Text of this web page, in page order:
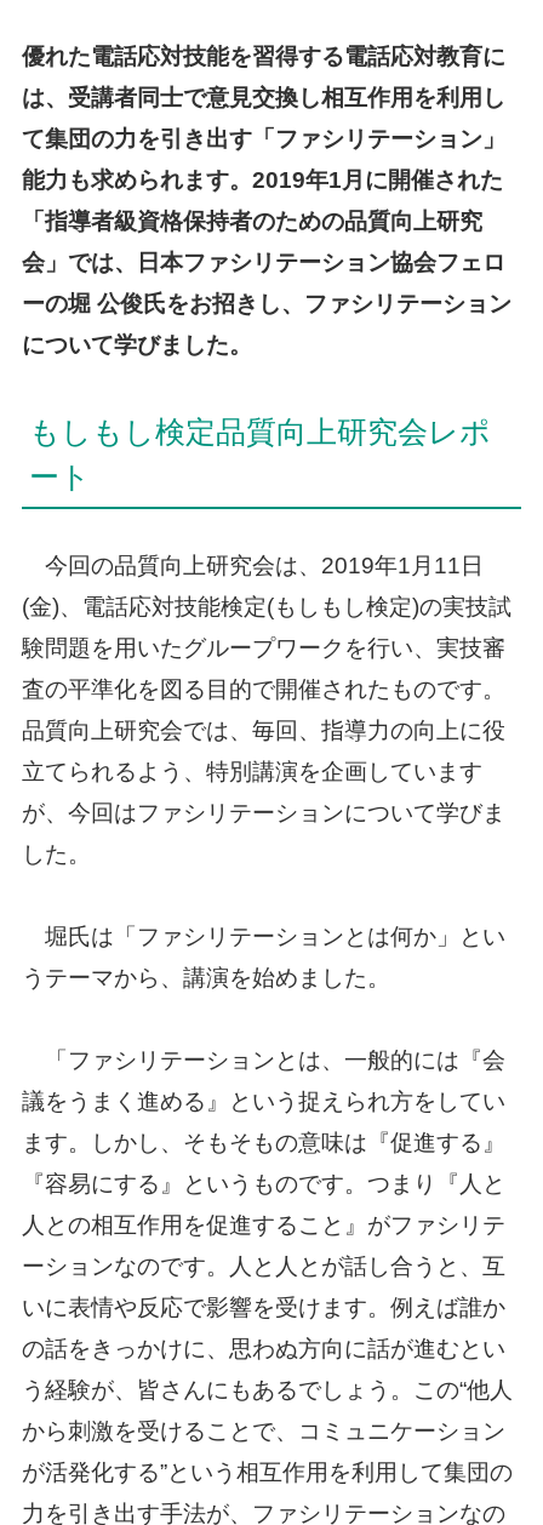
優れた電話応対技能を習得する電話応対教育に
は、受講者同士で意見交換し相互作用を利用し
て集団の力を引き出す「ファシリテーション」
能力も求められます。2019年1月に開催された
「指導者級資格保持者のための品質向上研究
会」では、日本ファシリテーション協会フェロ
ーの堀 公俊氏をお招きし、ファシリテーション
について学びました。
もしもし検定品質向上研究会レポ
ート
今回の品質向上研究会は、2019年1月11日
(金)、電話応対技能検定(もしもし検定)の実技試
験問題を用いたグループワークを行い、実技審
査の平準化を図る目的で開催されたものです。
品質向上研究会では、毎回、指導力の向上に役
立てられるよう、特別講演を企画しています
が、今回はファシリテーションについて学びま
した。
堀氏は「ファシリテーションとは何か」とい
うテーマから、講演を始めました。
「ファシリテーションとは、一般的には『会
議をうまく進める』という捉えられ方をしてい
ます。しかし、そもそもの意味は『促進する』
『容易にする』というものです。つまり『人と
人との相互作用を促進すること』がファシリテ
ーションなのです。人と人とが話し合うと、互
いに表情や反応で影響を受けます。例えば誰か
の話をきっかけに、思わぬ方向に話が進むとい
う経験が、皆さんにもあるでしょう。この“他人
から刺激を受けることで、コミュニケーション
が活発化する”という相互作用を利用して集団の
力を引き出す手法が、ファシリテーションなの